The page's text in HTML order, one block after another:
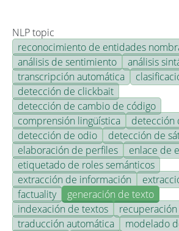
NLP topic
reconocimiento de entidades
análisis de sentimiento
análisis
transcripción automática
detección de clickbait
detección de cambio de código
comprensión lingüística
detección
detección de odio
detección de
elaboración de perfiles
enlace de
etiquetado de roles semánticos
extracción de información
factuality
generación de texto
indexación de textos
traducción automática
modelado